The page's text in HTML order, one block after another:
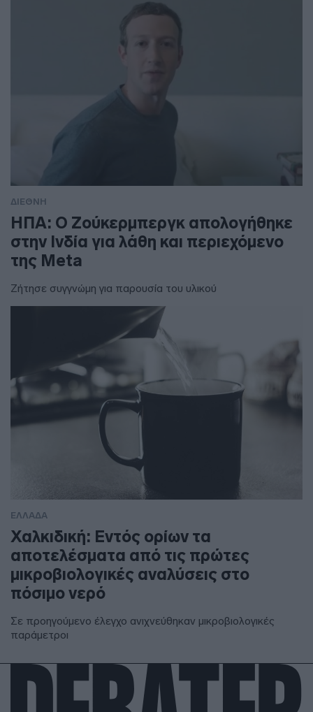
ΔΙΕΘΝΗ
ΗΠΑ: Ο Ζούκερμπεργκ απολογήθηκε
στην Ινδία για λάθη και περιεχόμενο
της Meta
Ζήτησε συγγνώμη για παρουσία του υλικού
ΕΛΛΑΔΑ
Χαλκιδική: Εντός ορίων τα
αποτελέσματα από τις πρώτες
μικροβιολογικές αναλύσεις στο
πόσιμο νερό
Σε προηγούμενο έλεγχο ανιχνεύθηκαν μικροβιολογικές
παράμετροι